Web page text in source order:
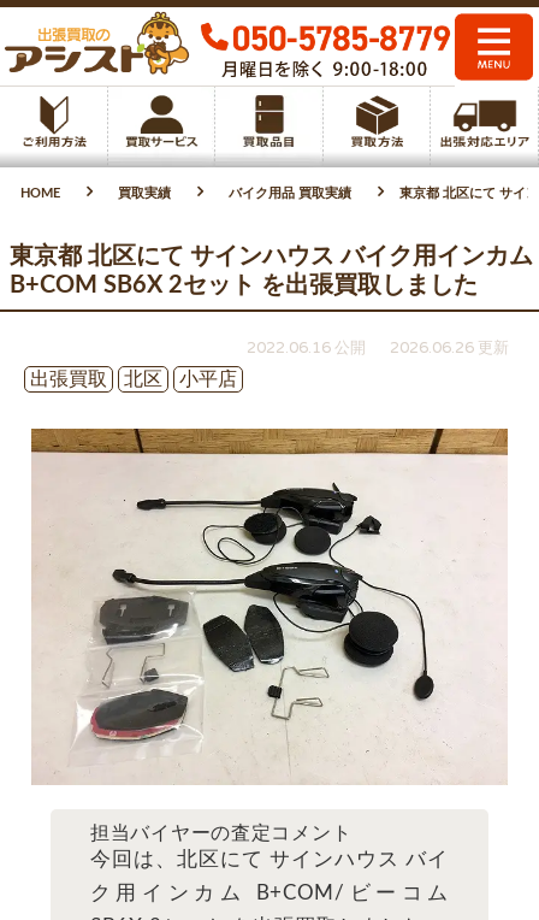
HOME 買取実績 バイク用品 買取実績 東京都 北区にて サイ
東京都 北区にて サインハウス バイク用インカム
B+COM SB6X 2セット を出張買取しました
2022.06.16 公開
2026.06.26 更新
出張買取
北区 小平店
担当バイヤーの査定コメント
今回は、北区にて サインハウス バイ
ク用インカム B+COM/ビーコム